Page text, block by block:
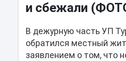
и сбежали
В дежурную часть УП
обратился местный
заявлением о том, что